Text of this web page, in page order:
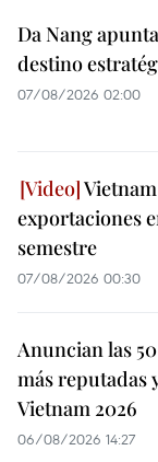
Da Nang
destino
07/08/2026 02:00
exportaciones
semestre
07/08/2026 00:30
Anuncian las
más reputadas
Vietnam 2026
06/08/2026 14:27